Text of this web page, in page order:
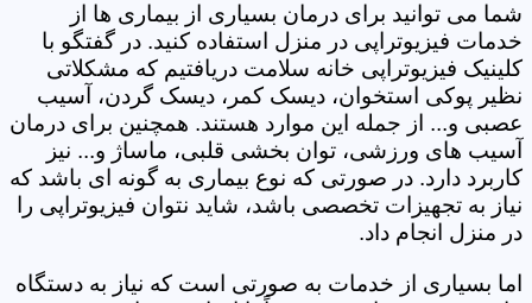
شما می توانید برای درمان بسیاری از بیماری ها از
خدمات فیزیوتراپی در منزل استفاده کنید. در گفتگو با
کلینیک فیزیوتراپی خانه سلامت دریافتیم که مشکلاتی
نظیر پوکی استخوان، دیسک کمر، دیسک گردن، آسیب
عصبی و... از جمله این موارد هستند. همچنین برای درمان
آسیب های ورزشی، توان بخشی قلبی، ماساژ و... نیز
کاربرد دارد. در صورتی که نوع بیماری به گونه ای باشد که
نیاز به تجهیزات تخصصی باشد، شاید نتوان فیزیوتراپی را
در منزل انجام داد.
اما بسیاری از خدمات به صورتی است که نیاز به دستگاه